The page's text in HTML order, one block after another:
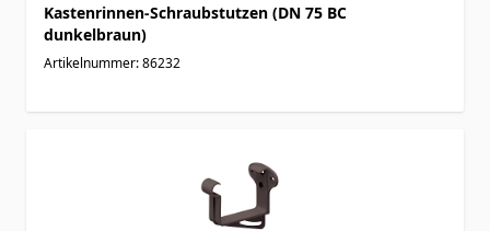
Kastenrinnen-Schraubstutzen (DN 75 BC
dunkelbraun)
Artikelnummer: 86232